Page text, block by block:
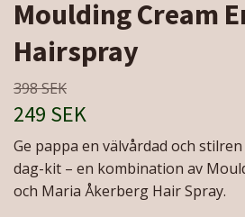
Moulding Cream
Hairspray
398 SEK
249 SEK
Ge pappa en välvårdad och
dag-kit – en kombination av
och Maria Åkerberg Hair Spray.